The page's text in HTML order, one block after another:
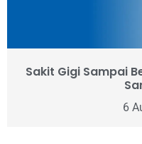
Sakit Gigi Sampai
6